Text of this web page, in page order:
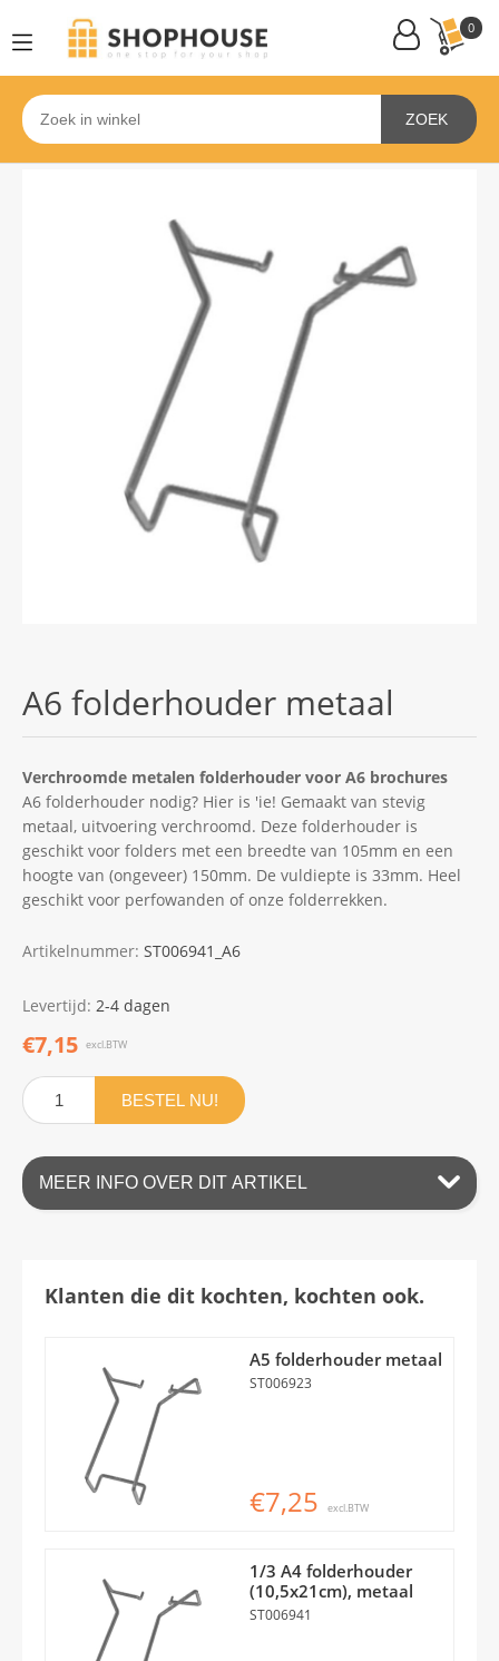
0
ZOEK
A6 folderhouder metaal
Verchroomde metalen folderhouder voor A6 brochures
A6 folderhouder nodig? Hier is 'ie! Gemaakt van stevig
metaal, uitvoering verchroomd. Deze folderhouder is
geschikt voor folders met een breedte van 105mm en een
hoogte van (ongeveer) 150mm. De vuldiepte is 33mm. Heel
geschikt voor perfowanden of onze folderrekken.
Artikelnummer: ST006941_A6
Levertijd: 2-4 dagen
€7,15 excl.BTW
BESTEL NU!
MEER INFO OVER DIT ARTIKEL
Klanten die dit kochten, kochten ook.
A5 folderhouder metaal
ST006923
€7,25 excl.BTW
1/3 A4 folderhouder
(10,5x21cm), metaal
ST006941